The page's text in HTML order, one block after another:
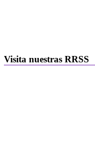
Visita nuestras RRSS